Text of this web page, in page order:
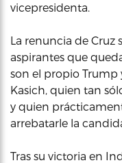
vicepresidenta.
La renuncia de Cruz
aspirantes que
son el propio Trump
Kasich, quien tan
y quien
arrebatarle la
Tras su victoria en